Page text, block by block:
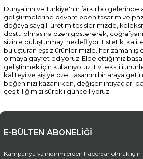
Dünya’nın ve Türkiye'nin farklı bölgelerinde
geliştirmelerine devam eden tasarım ve
doğaya saygılı üretim tesislerimizde,
dostu olmasına özen göstererek,
sizinle buluşturmayı hedefliyor. Estetik,
buluşturan eşsiz ürünlerimizle, her zaman iş
olmaya gayret ediyoruz. Elde ettiğimiz
geliştirmek için kullanıyoruz. Ev tekstili
kaliteyi ve kişiye özel tasarımı bir araya
beğeninizi kazanırken, değişen ihtiyaçları
çeşitliliğimizi sürekli güncelliyoruz.
E-BÜLTEN ABONELİĞİ
Kampanya ve indirimlerden haberdar olmak için